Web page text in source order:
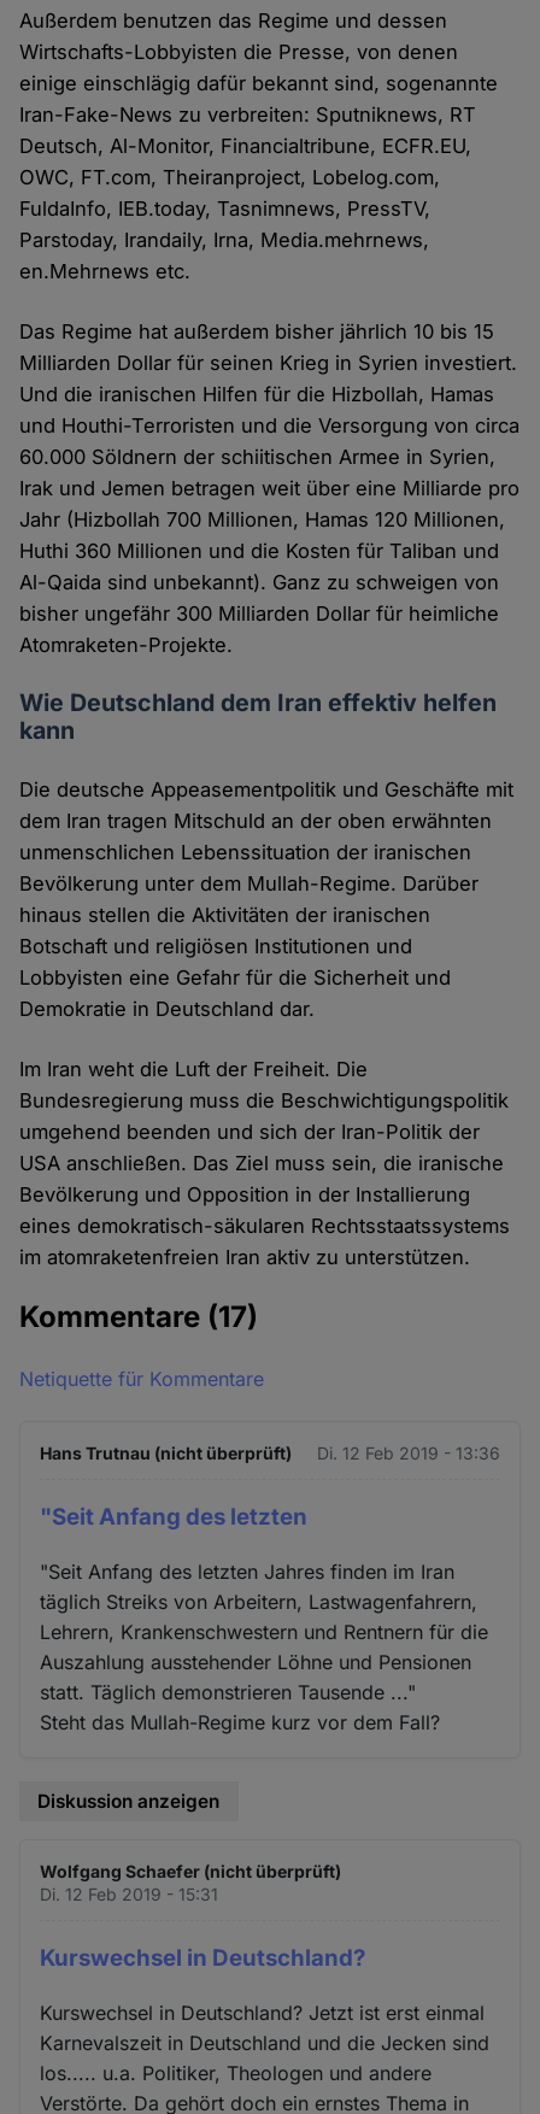
Außerdem benutzen das Regime und dessen
Wirtschafts-Lobbyisten die Presse, von denen
einige einschlägig dafür bekannt sind, sogenannte
Iran-Fake-News zu verbreiten: Sputniknews, RT
Deutsch, Al-Monitor, Financialtribune, ECFR.EU,
OWC, FT.com, Theiranproject, Lobelog.com,
FuldaInfo, IEB.today, Tasnimnews, PressTV,
Parstoday, Irandaily, Irna, Media.mehrnews,
en.Mehrnews etc.
Das Regime hat außerdem bisher jährlich 10 bis 15
Milliarden Dollar für seinen Krieg in Syrien investiert.
Und die iranischen Hilfen für die Hizbollah, Hamas
und Houthi-Terroristen und die Versorgung von circa
60.000 Söldnern der schiitischen Armee in Syrien,
Irak und Jemen betragen weit über eine Milliarde pro
Jahr (Hizbollah 700 Millionen, Hamas 120 Millionen,
Huthi 360 Millionen und die Kosten für Taliban und
Al-Qaida sind unbekannt). Ganz zu schweigen von
bisher ungefähr 300 Milliarden Dollar für heimliche
Atomraketen-Projekte.
Wie Deutschland dem Iran effektiv helfen
kann
Die deutsche Appeasementpolitik und Geschäfte mit
dem Iran tragen Mitschuld an der oben erwähnten
unmenschlichen Lebenssituation der iranischen
Bevölkerung unter dem Mullah-Regime. Darüber
hinaus stellen die Aktivitäten der iranischen
Botschaft und religiösen Institutionen und
Lobbyisten eine Gefahr für die Sicherheit und
Demokratie in Deutschland dar.
Im Iran weht die Luft der Freiheit. Die
Bundesregierung muss die Beschwichtigungspolitik
umgehend beenden und sich der Iran-Politik der
USA anschließen. Das Ziel muss sein, die iranische
Bevölkerung und Opposition in der Installierung
eines demokratisch-säkularen Rechtsstaatssystems
im atomraketenfreien Iran aktiv zu unterstützen.
Kommentare (17)
Netiquette für Kommentare
Hans Trutnau (nicht überprüft) Di. 12 Feb 2019 - 13:36
"Seit Anfang des letzten
"Seit Anfang des letzten Jahres finden im Iran
täglich Streiks von Arbeitern, Lastwagenfahrern,
Lehrern, Krankenschwestern und Rentnern für die
Auszahlung ausstehender Löhne und Pensionen
statt. Täglich demonstrieren Tausende ..."
Steht das Mullah-Regime kurz vor dem Fall?
Diskussion anzeigen
Wolfgang Schaefer (nicht überprüft)
Di. 12 Feb 2019 - 15:31
Kurswechsel in Deutschland?
Kurswechsel in Deutschland? Jetzt ist erst einmal
Karnevalszeit in Deutschland und die Jecken sind
los..... u.a. Politiker, Theologen und andere
Verstörte. Da gehört doch ein ernstes Thema in